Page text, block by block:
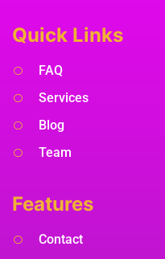
Quick Links
FAQ
Services
Blog
Team
Features
Contact